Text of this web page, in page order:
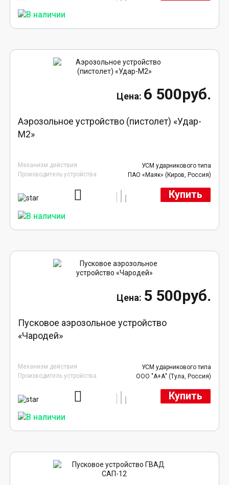
6 500руб.
Аэрозольное устройство (пистолет) «Удар-
М2»
Механизм действия
УСМ ударникового типа
Производитель устройства
ПАО «Маяк» (Киров, Россия)
Купить
5 500руб.
Пусковое аэрозольное устройство
«Чародей»
Механизм действия
УСМ ударникового типа
Производитель устройства
ООО "А+А" (Тула, Россия)
Купить